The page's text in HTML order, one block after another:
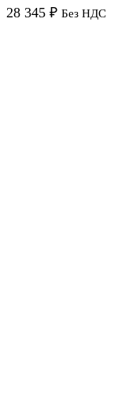
28 345 ₽ Без НДС